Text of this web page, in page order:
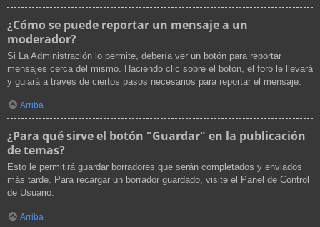
¿Cómo se puede reportar un mensaje a un
moderador?
Si La Administración lo permite, debería ver un botón para reportar
mensajes cerca del mismo. Haciendo clic sobre el botón, el foro le llevará
y guiará a través de ciertos pasos necesarios para reportar el mensaje.
Arriba
¿Para qué sirve el botón "Guardar" en la publicación
de temas?
Esto le permitirá guardar borradores que serán completados y enviados
más tarde. Para recargar un borrador guardado, visite el Panel de Control
de Usuario.
Arriba